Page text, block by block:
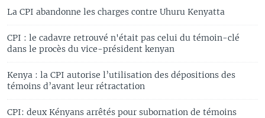
La CPI abandonne les charges contre Uhuru Kenyatta
CPI : le cadavre retrouvé n'était pas celui du témoin-clé
dans le procès du vice-président kenyan
Kenya : la CPI autorise l’utilisation des dépositions des
témoins d’avant leur rétractation
CPI: deux Kényans arrêtés pour subornation de témoins